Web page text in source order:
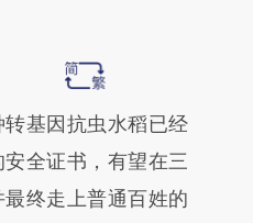
段话：本文由第三方
新文章
基因抗虫水稻已经
全证书，有望在三
终走上普通百姓的